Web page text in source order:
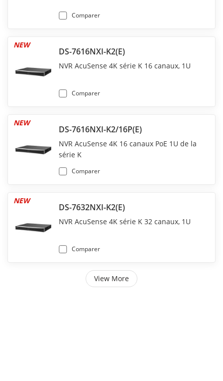
Comparer
DS-7616NXI-K2(E)
NEW
NVR AcuSense 4K série K 16 canaux, 1U
Comparer
DS-7616NXI-K2/16P(E)
NEW
NVR AcuSense 4K 16 canaux PoE 1U de la
série K
Comparer
DS-7632NXI-K2(E)
NEW
NVR AcuSense 4K série K 32 canaux, 1U
Comparer
View More